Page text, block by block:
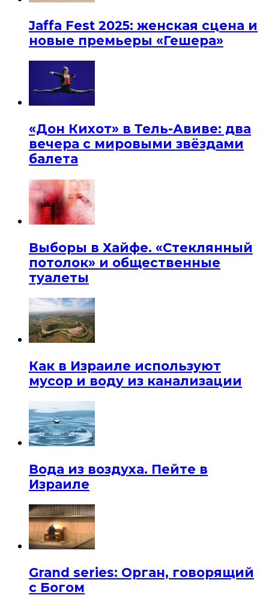
Jaffa Fest 2025: женская сцена и
новые премьеры «Гешера»
«Дон Кихот» в Тель-Авиве: два
вечера с мировыми звёздами
балета
Выборы в Хайфе. «Стеклянный
потолок» и общественные
туалеты
Как в Израиле используют
мусор и воду из канализации
Вода из воздуха. Пейте в
Израиле
Grand series: Орган, говорящий
с Богом